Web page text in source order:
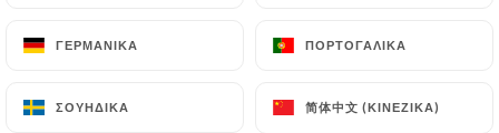
ΓΕΡΜΑΝΙΚΆ ΠΟΡΤΟΓΑΛΙΚΆ
ΣΟΥΗΔΙΚΆ 简体中文 (ΚΙΝΈΖΙΚΑ)
ΓΕΡΜΑΝΙΚΆ ΠΟΡΤΟΓΑΛΙΚΆ
ΣΟΥΗΔΙΚΆ 简体中文 (ΚΙΝΈΖΙΚΑ)